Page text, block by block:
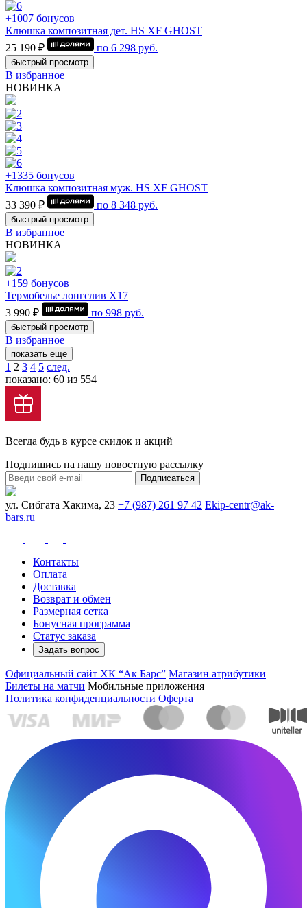
+1007 бонусов
Клюшка композитная дет. HS XF GHOST
25 190 ₽
по 6 298 руб.
быстрый просмотр
В избранное
НОВИНКА
+1335 бонусов
Клюшка композитная муж. HS XF GHOST
33 390 ₽
по 8 348 руб.
быстрый просмотр
В избранное
НОВИНКА
+159 бонусов
Термобелье лонгслив Х17
3 990 ₽
по 998 руб.
быстрый просмотр
В избранное
показать еще
1 2 3 4 5 след.
показано: 60 из 554
Всегда будь в курсе скидок и акций
Подпишись на нашу новостную рассылку
Подписаться
ул. Сибгата Хакима, 23 +7 (987) 261 97 42 Ekip-centr@ak-
bars.ru
Контакты
Оплата
Доставка
Возврат и обмен
Размерная сетка
Бонусная программа
Статус заказа
Задать вопрос
Официальный сайт ХК “Ак Барс” Магазин атрибутики
Билеты на матчи Мобильные приложения
Политика конфиденциальности Оферта